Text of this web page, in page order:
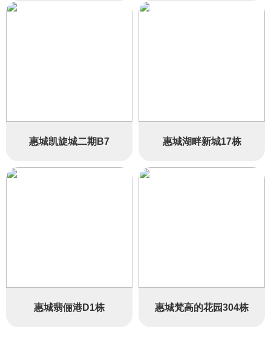
惠城凯旋城二期B7 惠城湖畔新城17栋
惠城翡俪港D1栋 惠城梵高的花园304栋